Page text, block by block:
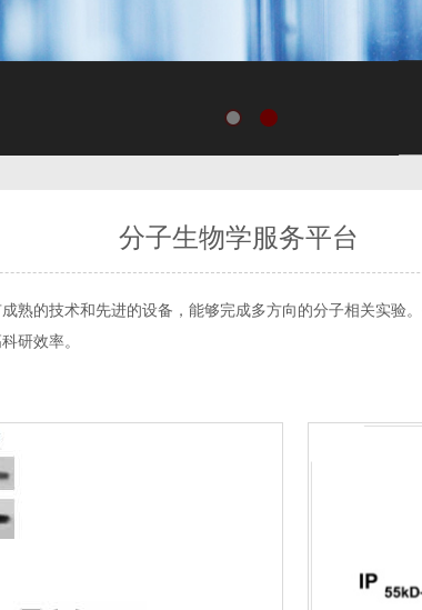
分子生物学服务平台
熟的技术和先进的设备，能够完成多方向的分子相关实验
研效率。